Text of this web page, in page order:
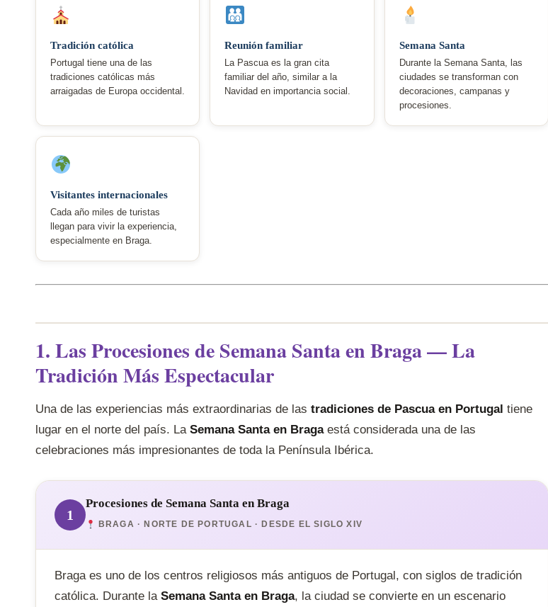
Tradición católica
Portugal tiene una de las
tradiciones católicas más
arraigadas de Europa occidental.
Reunión familiar
La Pascua es la gran cita
familiar del año, similar a la
Navidad en importancia social.
Semana Santa
Durante la Semana Santa, las
ciudades se transforman con
decoraciones, campanas y
procesiones.
Visitantes internacionales
Cada año miles de turistas
llegan para vivir la experiencia,
especialmente en Braga.
1. Las Procesiones de Semana Santa en Braga — La
Tradición Más Espectacular
Una de las experiencias más extraordinarias de las tradiciones de Pascua en Portugal tiene
lugar en el norte del país. La Semana Santa en Bragaestá considerada una de las
celebraciones más impresionantes de toda la Península Ibérica.
1
Procesiones de Semana Santa en Braga
BRAGA · NORTE DE PORTUGAL · DESDE EL SIGLO XIV
Braga es uno de los centros religiosos más antiguos de Portugal, con siglos de tradición
católica. Durante la Semana Santa en Braga, la ciudad se convierte en un escenario